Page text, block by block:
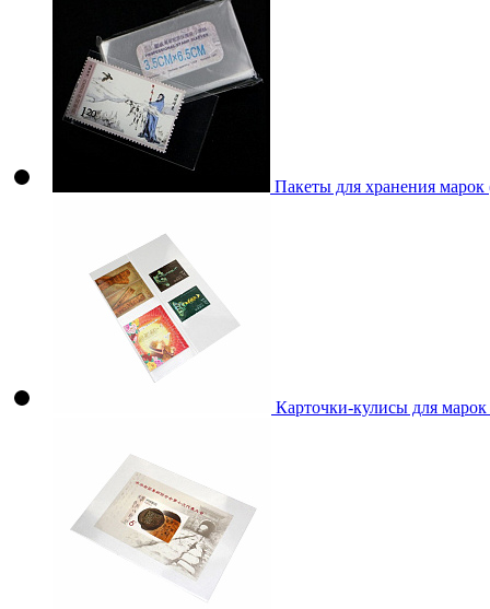
Пакеты для хранения
Карточки-кулисы для